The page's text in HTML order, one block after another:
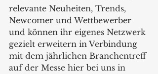
relevante Neuheiten, Trends,
Newcomer und Wettbewerber
und können ihr eigenes Netzwerk
gezielt erweitern in Verbindung
mit dem jährlichen Branchentreff
auf der Messe hier bei uns in